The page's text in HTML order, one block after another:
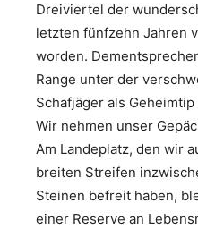
Dreiviertel der
letzten fünfzehn Jahren
worden.
Range unter der
Schafjäger als
Wir nehmen unser
Am Landeplatz, den wir
breiten Streifen
Steinen befreit haben,
einer Reserve an